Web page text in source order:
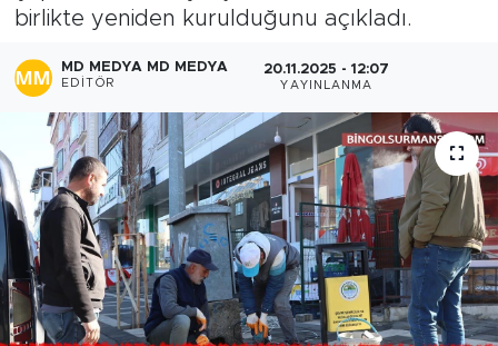
birlikte yeniden kurulduğunu açıkladı.
MD MEDYA MD MEDYA
EDITÖR
20.11.2025 - 12:07
YAYINLANMA
MD Prestij Dergisi
Siyaset
Spor
Yaşam
Sağlık
Eğitim
Haber Arşivi